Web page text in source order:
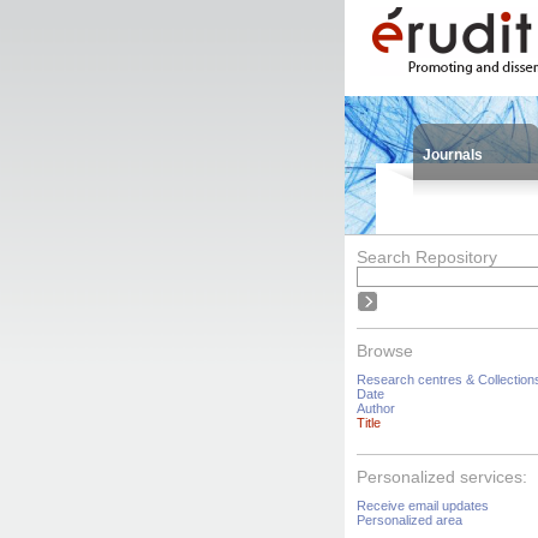
Journals
Search Repository
Browse
Research centres &
Date
Author
Title
Personalized services:
Receive email updates
Personalized area